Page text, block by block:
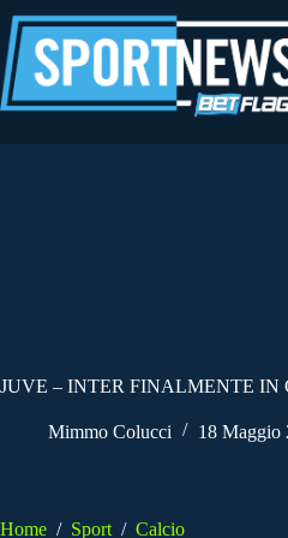
al
contenuto
JUVE – INTER FINALMENTE IN
Mimmo Colucci 18 Maggio
Home / Sport / Calcio